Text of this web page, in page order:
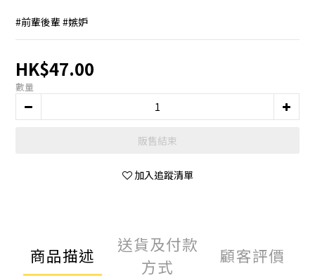
#前輩後輩 #嫉妒
HK$47.00
數量
販售結束
加入追蹤清單
商品描述
送貨及付款
方式
顧客評價